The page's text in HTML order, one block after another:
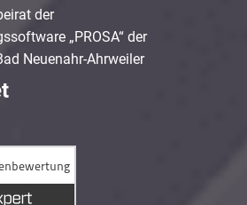
der
„PROSA“ der
Neuenahr-Ahrweiler